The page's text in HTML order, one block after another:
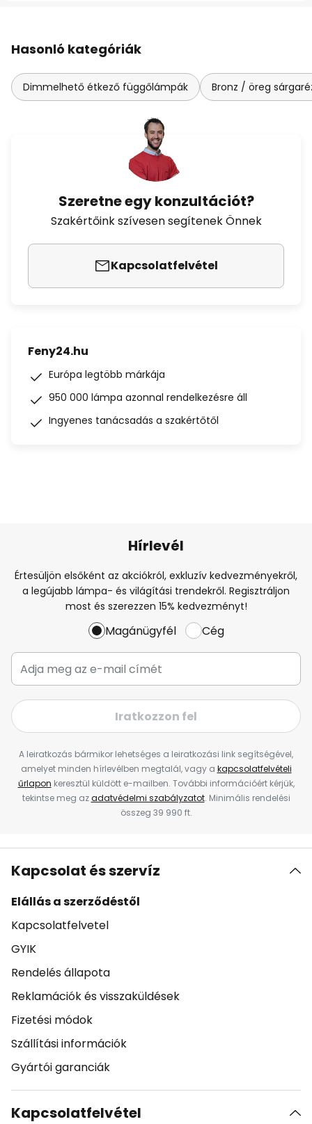
Hasonló kategóriák
Dimmelhető étkező függőlámpák Bronz / öreg
Szeretne egy konzultációt?
Szakértőink szívesen segítenek Önnek
Kapcsolatfelvétel
Feny24.hu
Európa legtöbb márkája
950 000 lámpa azonnal rendelkezésre áll
Ingyenes tanácsadás a szakértőtől
Hírlevél
Értesüljön elsőként az akciókról, exkluzív kedvezményekről,
a legújabb lámpa- és világítási trendekről. Regisztráljon
most és szerezzen 15% kedvezményt!
Magánügyfél Cég
Iratkozzon fel
A leiratkozás bármikor lehetséges a leiratkozási link segítségével,
amelyet minden hírlevélben megtalál, vagy a kapcsolatfelvételi
űrlapon keresztül küldött e-mailben. További információért kérjük,
tekintse meg azadatvédelmi szabályzatot. Minimális rendelési
összeg 39 990 ft.
Kapcsolat és szervíz
Elállás a szerződéstől
Kapcsolatfelvetel
GYIK
Rendelés állapota
Reklamációk és visszaküldések
Fizetési módok
Szállítási információk
Gyártói garanciák
Kapcsolatfelvétel